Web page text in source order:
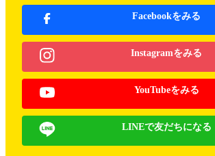
Facebookをみる
Instagramをみる
YouTubeをみる
LINEで友だちになる